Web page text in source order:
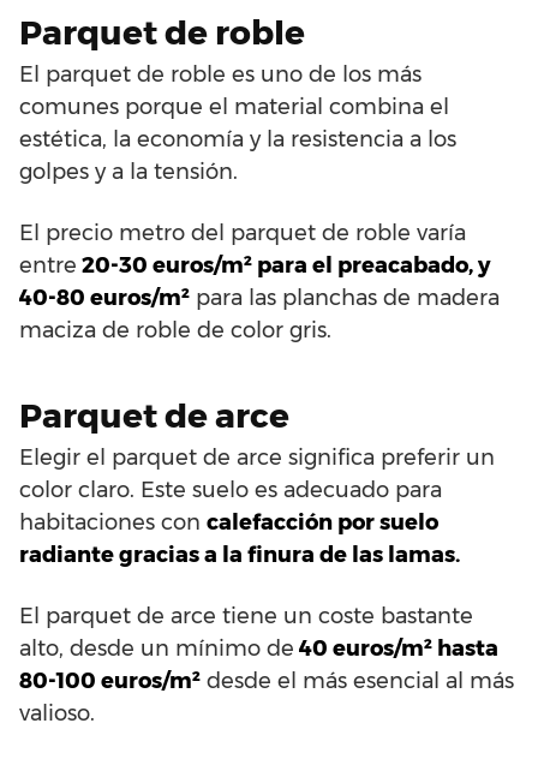
Parquet de roble
El parquet de roble es uno de los más
comunes porque el material combina el
estética, la economía y la resistencia a los
golpes y a la tensión.
El precio metro del parquet de roble varía
entre 20-30 euros/m² para el preacabado, y
40-80 euros/m² para las planchas de madera
maciza de roble de color gris.
Parquet de arce
Elegir el parquet de arce significa preferir un
color claro. Este suelo es adecuado para
habitaciones con calefacción por suelo
radiante gracias a la finura de las lamas.
El parquet de arce tiene un coste bastante
alto, desde un mínimo de 40 euros/m² hasta
80-100 euros/m² desde el más esencial al más
valioso.